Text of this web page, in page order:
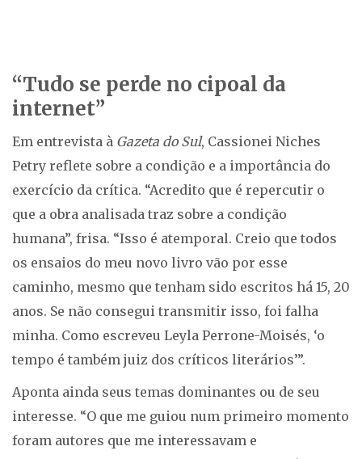
“Tudo se perde no cipoal da
internet”
Em entrevista à Gazeta do Sul, Cassionei Niches
Petry reflete sobre a condição e a importância do
exercício da crítica. “Acredito que é repercutir o
que a obra analisada traz sobre a condição
humana”, frisa. “Isso é atemporal. Creio que todos
os ensaios do meu novo livro vão por esse
caminho, mesmo que tenham sido escritos há 15, 20
anos. Se não consegui transmitir isso, foi falha
minha. Como escreveu Leyla Perrone-Moisés, ‘o
tempo é também juiz dos críticos literários’”.
Aponta ainda seus temas dominantes ou de seu
interesse. “O que me guiou num primeiro momento
foram autores que me interessavam e